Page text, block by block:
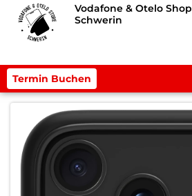
Vodafone & Otelo Shop
Schwerin
Termin Buchen